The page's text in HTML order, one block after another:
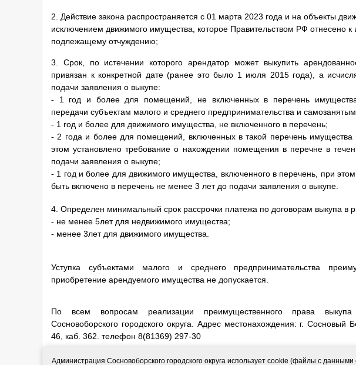
2. Действие закона распространяется с 01 марта 2023 года и на объекты
исключением движимого имущества, которое Правительством РФ отнесено к
подлежащему отчуждению;
3. Срок, по истечении которого арендатор может выкупить
привязан к конкретной дате (ранее это было 1 июля 2015 года), а
подачи заявления о выкупе:
- 1 год и более для помещений, не включенных в перечень
передачи субъектам малого и среднего предпринимательства и
- 1 год и более для движимого имущества, не включенного в перечень;
- 2 года и более для помещений, включенных в такой перечень
этом установлено требование о нахождении помещения в перечне в
подачи заявления о выкупе;
- 1 год и более для движимого имущества, включенного в перечень, при
быть включено в перечень не менее 3 лет до подачи заявления о выкупе.
4. Определен минимальный срок рассрочки платежа по договорам выкупа в
- не менее 5лет для недвижимого имущества;
- менее 3лет для движимого имущества.
Уступка субъектами малого и среднего предпринимательства
приобретение арендуемого имущества не допускается.
По всем вопросам реализации преимущественного права
Сосновоборского городского округа. Адрес местонахождения: г. Сосновый
46, каб. 362. телефон 8(81369) 297-30
5. Постановлением администрации Сосновоборского городского округа от
Администрация Сосновоборского городского округа использует cookie (файлы с